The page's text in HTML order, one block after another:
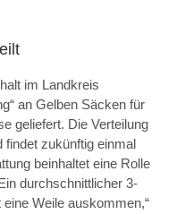
im Landkreis
an Gelben Säcken für
geliefert. Die Verteilung
findet zukünftig einmal
beinhaltet eine Rolle
durchschnittlicher 3-
Weile auskommen,“